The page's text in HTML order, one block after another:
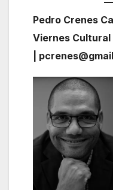
Pedro Crenes
Viernes
|